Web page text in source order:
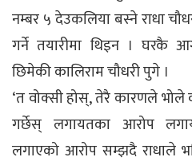
नम्बर ५ देउकलिया बस्ने राधा
गर्ने तयारीमा थिइन । घरकै
छिमेकी कालिराम चौधरी पुगे ।
‘त वोक्सी होस्, तेरै कारणले
गर्छेस् लगायतका आरोप
लगाएको आरोप सम्झदै राधाले